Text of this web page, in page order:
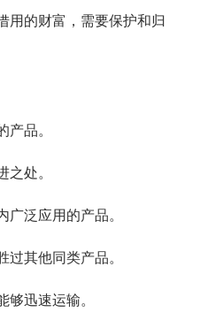
用的财富，需要保护和归
产品。
之处。
广泛应用的产品。
过其他同类产品。
够迅速运输。